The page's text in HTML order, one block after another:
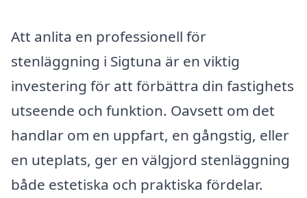
Att anlita en professionell för
stenläggning i Sigtuna är en viktig
investering för att förbättra din fastighets
utseende och funktion. Oavsett om det
handlar om en uppfart, en gångstig, eller
en uteplats, ger en välgjord stenläggning
både estetiska och praktiska fördelar.